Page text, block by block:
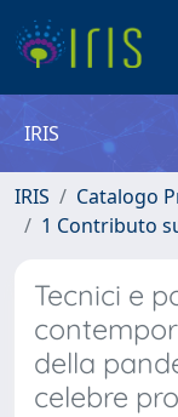
IRIS
IRIS
Catalogo
1 Contributo
Tecnici e
della
celebre